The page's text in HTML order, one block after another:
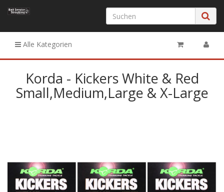
Alle Kategorien
Korda - Kickers White & Red
Small,Medium,Large & X-Large